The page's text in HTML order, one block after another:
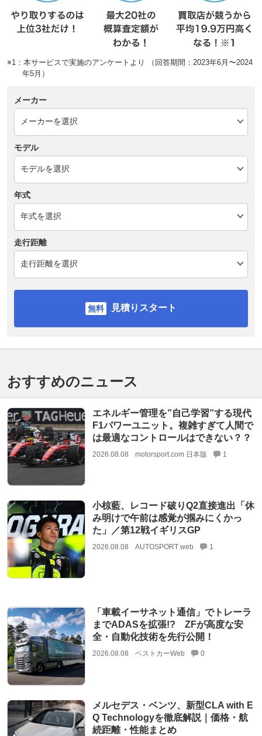
※1：本サービスで実施のアンケートより （回答期間：2023年6月〜2024
年5月）
メーカー
モデル
年式
走行距離
見積りスタート
おすすめのニュース
エネルギー管理を”自己学習”する現代
F1パワーユニット。複雑すぎて人間で
は最適なコントロールはできない？？
2026.08.08 motorsport.com 日本版 1
小椋藍、レコード破りQ2直接進出「休
み明けで午前は感覚が掴みにくかっ
た」／第12戦イギリスGP
2026.08.08 AUTOSPORT web 1
「車載イーサネット通信」でトレーラ
までADASを拡張!? ZFが高度な安
全・自動化技術を先行公開！
2026.08.08 ベストカーWeb 0
メルセデス・ベンツ、新型CLA with E
Q Technologyを徹底解説｜価格・航
続距離・性能まとめ